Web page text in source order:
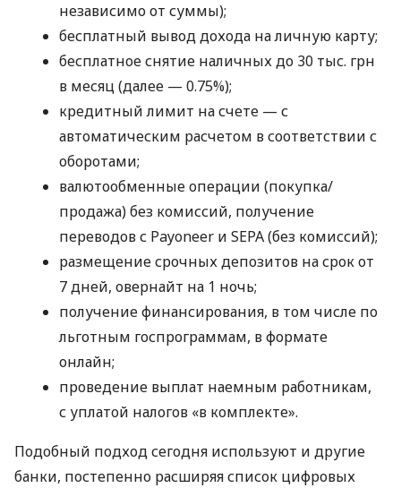
независимо от суммы);
бесплатный вывод дохода на личную карту;
бесплатное снятие наличных до 30 тыс. грн
в месяц (далее — 0.75%);
кредитный лимит на счете — с
автоматическим расчетом в соответствии с
оборотами;
валютообменные операции (покупка/
продажа) без комиссий, получение
переводов с Payoneer и SEPA (без комиссий);
размещение срочных депозитов на срок от
7 дней, овернайт на 1 ночь;
получение финансирования, в том числе по
льготным госпрограммам, в формате
онлайн;
проведение выплат наемным работникам,
с уплатой налогов «в комплекте».
Подобный подход сегодня используют и другие
банки, постепенно расширяя список цифровых